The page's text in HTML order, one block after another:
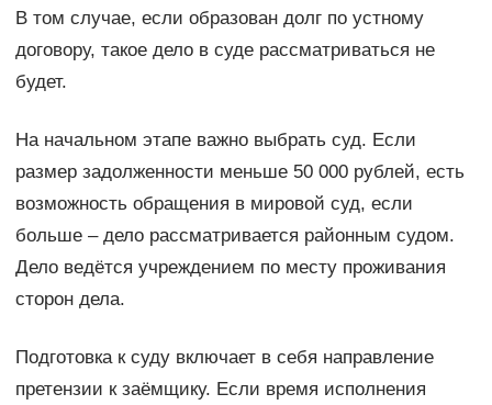
В том случае, если образован долг по устному
договору, такое дело в суде рассматриваться не
будет.
На начальном этапе важно выбрать суд. Если
размер задолженности меньше 50 000 рублей, есть
возможность обращения в мировой суд, если
больше – дело рассматривается районным судом.
Дело ведётся учреждением по месту проживания
сторон дела.
Подготовка к суду включает в себя направление
претензии к заёмщику. Если время исполнения